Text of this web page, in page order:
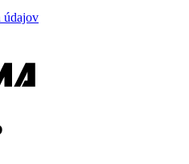
údajov